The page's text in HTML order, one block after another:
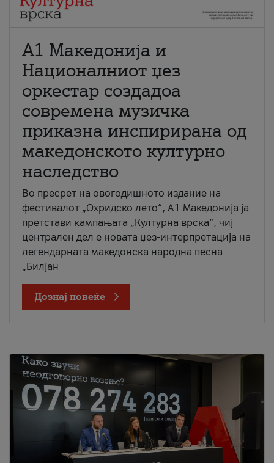
А1 Македонија и
Националниот џез
оркестар создадоа
современа музичка
приказна инспирирана од
македонското културно
наследство
Во пресрет на овогодишното издание на
фестивалот „Охридско лето“, А1 Македонија ја
претстави кампањата „Културна врска“, чиј
централен дел е новата џез-интерпретација на
легендарната македонска народна песна
„Билјан
Дознај повеќе